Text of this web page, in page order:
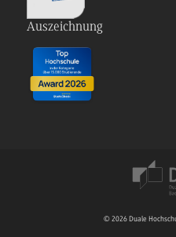
Auszeichnung
© 2026 Duale